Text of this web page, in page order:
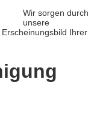
Wir sorgen durch
unsere
Ihrer